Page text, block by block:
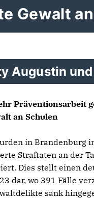
Gewalt
Augustin
Präventionsarbeit
an Schulen
in Brandenburg
Straftaten an der
Dies stellt einen
dar, wo 391 Fälle
sank